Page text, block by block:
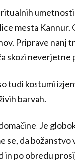
mesta Kannur.
Priprave nanj
skozi neverjetne
tudi kostumi
barvah.
Je
se, da božanstvo
po obredu